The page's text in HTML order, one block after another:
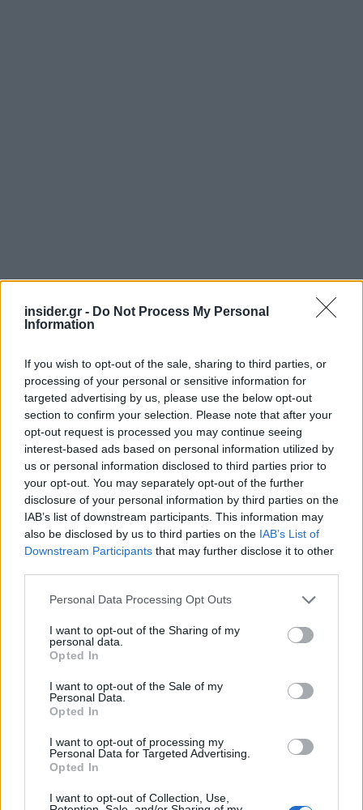
insider.gr - Do Not Process My Personal
Information
If you wish to opt-out of the sale, sharing to third parties, or
processing of your personal or sensitive information for
targeted advertising by us, please use the below opt-out
section to confirm your selection. Please note that after your
opt-out request is processed you may continue seeing
interest-based ads based on personal information utilized by
us or personal information disclosed to third parties prior to
your opt-out. You may separately opt-out of the further
disclosure of your personal information by third parties on the
IAB’s list of downstream participants. This information may
also be disclosed by us to third parties on the IAB’s List of
Downstream Participants that may further disclose it to other
Please note that this website/app uses one or more Google
not limited to your visit or usage behaviour. You may click to
grant or deny consent to Google and its third-party tags to
use your data for below specified purposes in below Google
consent section.
Personal Data Processing Opt Outs
I want to opt-out of the Sharing of my
personal data.
Opted In
I want to opt-out of the Sale of my
Personal Data.
Opted In
I want to opt-out of processing my
Personal Data for Targeted Advertising.
Opted In
I want to opt-out of Collection, Use,
Ακολουθήστε τοinsider.gr στο Google Newsκαι μάθετε
πρώτοι όλες τιςειδήσειςαπό την Ελλάδα και τον κόσμο.
Διαβάζονται αυτή τη στιγμή
Η χαμηλή… απόδοση Μητσοτάκη στις